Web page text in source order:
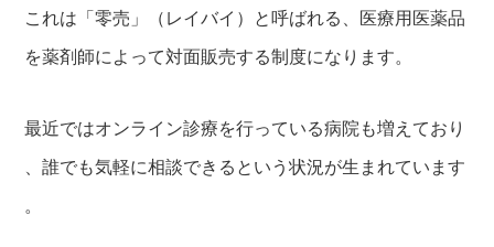
これは「零売」（レイバイ）と呼ばれる、医療用医薬品
を薬剤師によって対面販売する制度になります。
最近ではオンライン診療を行っている病院も増えており
、誰でも気軽に相談できるという状況が生まれています
。